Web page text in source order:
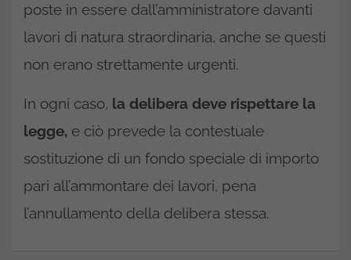
poste in essere dall’amministratore davanti
lavori di natura straordinaria, anche se questi
non erano strettamente urgenti.
In ogni caso, la delibera deve rispettare la
legge, e ciò prevede la contestuale
sostituzione di un fondo speciale di importo
pari all’ammontare dei lavori, pena
l’annullamento della delibera stessa.